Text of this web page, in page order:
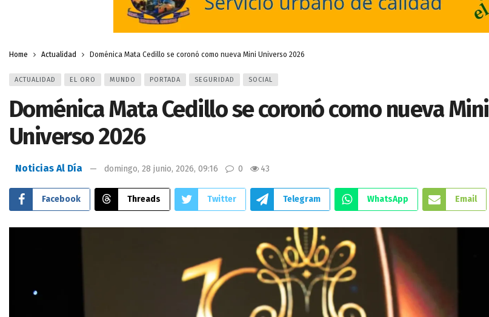
Prefecto Clemente Bravo Inauguró Centro de Acopio Casa del Pescador Artesanal Orense hace 11 horas
Home Actualidad Doménica Mata Cedillo se coronó como nueva Mini Universo 2026
ACTUALIDAD EL ORO MUNDO PORTADA SEGURIDAD SOCIAL
Doménica Mata Cedillo se coronó como nueva Mini
Universo 2026
Noticias Al Día domingo, 28 junio, 2026, 09:16 0 43
Facebook Threads Twitter Telegram WhatsApp Email